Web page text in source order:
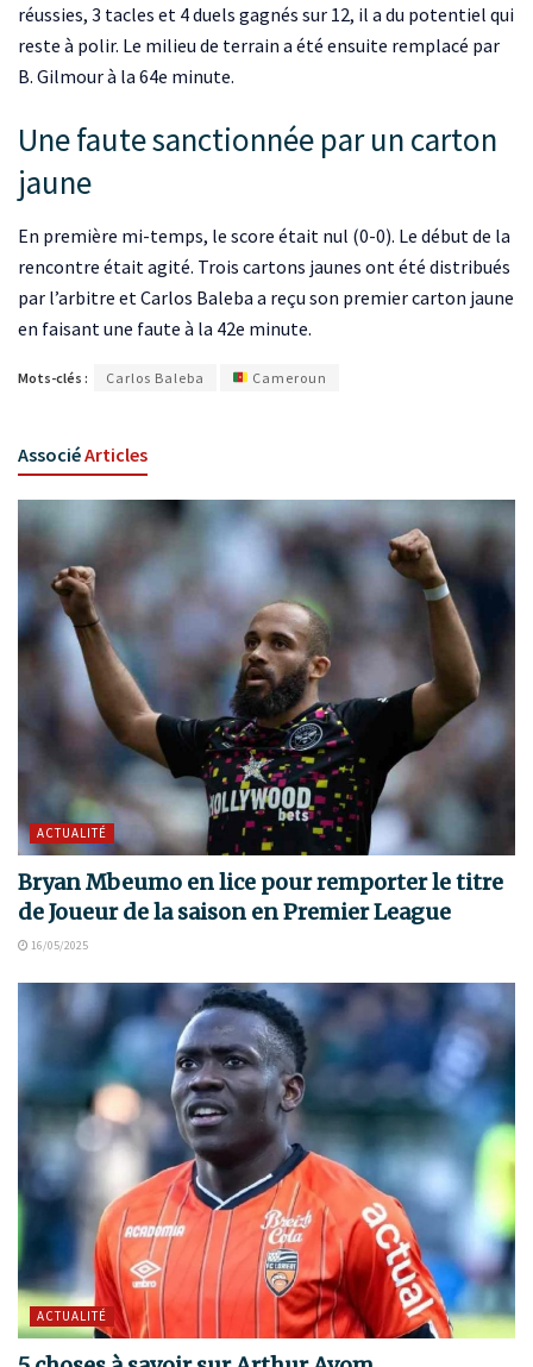
réussies, 3 tacles et 4 duels gagnés sur 12, il a du potentiel qui
reste à polir. Le milieu de terrain a été ensuite remplacé par
B. Gilmour à la 64e minute.
Une faute sanctionnée par un carton
jaune
En première mi-temps, le score était nul (0-0). Le début de la
rencontre était agité. Trois cartons jaunes ont été distribués
par l’arbitre et Carlos Baleba a reçu son premier carton jaune
en faisant une faute à la 42e minute.
Mots-clés : Carlos Baleba Cameroun
AssociéArticles
ACTUALITÉ
Bryan Mbeumo en lice pour remporter le titre
de Joueur de la saison en Premier League
16/05/2025
ACTUALITÉ